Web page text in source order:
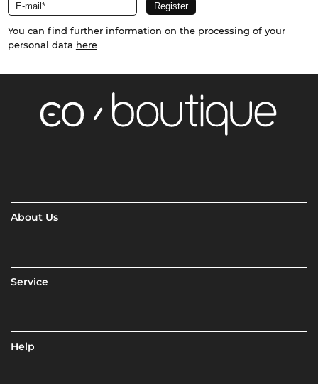
You can find further information on the processing of your
personal data here
About Us
Service
Help